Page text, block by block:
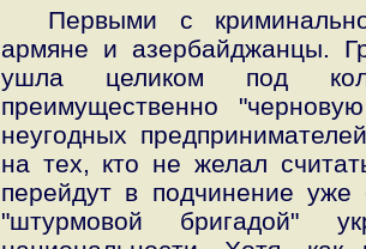
Первыми с
армяне и азербайджанцы.
ушла целиком под
преимущественно
неугодных
на тех, кто не желал
перейдут в подчинение уже
"штурмовой бригадой"